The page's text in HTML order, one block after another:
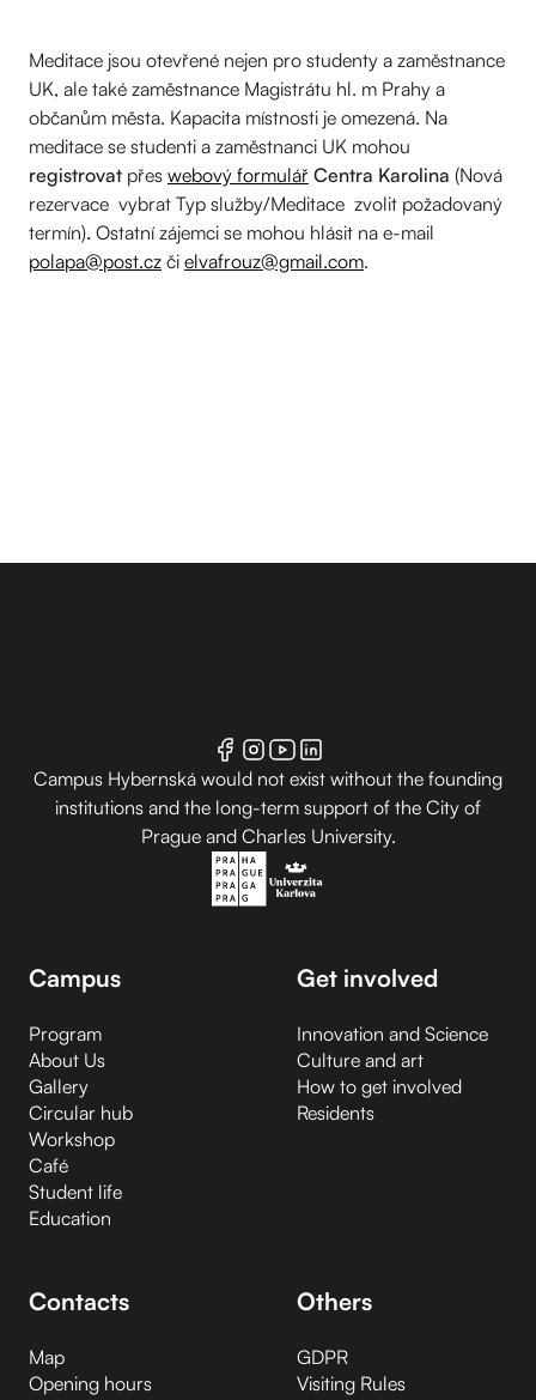
Meditace jsou otevřené nejen pro studenty a zaměstnance
UK, ale také zaměstnance Magistrátu hl. m Prahy a
občanům města. Kapacita místnosti je omezená. Na
meditace se studenti a zaměstnanci UK mohou
registrovat přes webový formulář Centra Karolina (Nová
rezervace vybrat Typ služby/Meditace zvolit požadovaný
termín). Ostatní zájemci se mohou hlásit na e-mail
polapa@post.cz či elvafrouz@gmail.com.
Campus Hybernská would not exist without the founding
institutions and the long-term support of the City of
Prague and Charles University.
Campus
Program
About Us
Gallery
Circular hub
Workshop
Café
Student life
Education
Get involved
Innovation and Science
Culture and art
How to get involved
Residents
Contacts
Map
Opening hours
Others
GDPR
Visiting Rules